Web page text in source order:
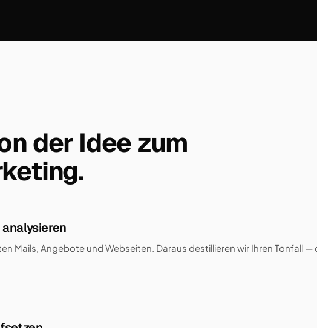
der Idee zum
Mails, Angebote und Webseiten. Daraus destillieren wir Ihren Tonfall